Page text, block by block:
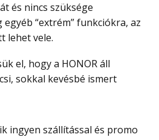
és nincs szüksége
“extrém” funkciókra, az
lehet vele.
sokkal kevésbé ismert